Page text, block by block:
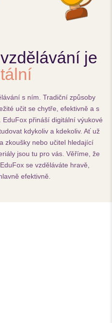
je
s ním. Tradiční způsoby
učit se chytře, efektivně a s
přináší digitální výukové
kdykoliv a kdekoliv. Ať už
zkoušky nebo učitel hledající
jsou tu pro vás. Věříme, že
se vzděláváte hravě,
efektivně.